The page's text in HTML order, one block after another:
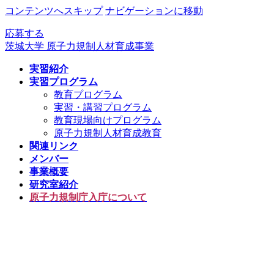
コンテンツへスキップ ナビゲーションに移動
応募する
茨城大学 原子力規制人材育成事業
実習紹介
実習プログラム
教育プログラム
実習・講習プログラム
教育現場向けプログラム
原子力規制人材育成教育
関連リンク
メンバー
事業概要
研究室紹介
原子力規制庁入庁について